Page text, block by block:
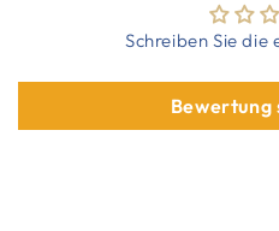
Schreiben Sie die
Bewertung